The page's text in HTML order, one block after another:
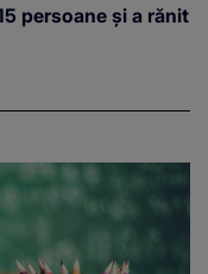
persoane și a rănit